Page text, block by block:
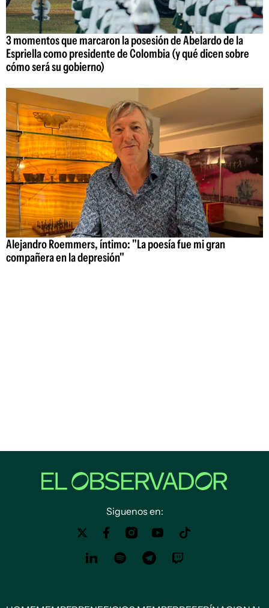
3 momentos que marcaron la posesión de Abelardo de la
Espriella como presidente de Colombia (y qué dicen sobre
cómo será su gobierno)
Alejandro Roemmers, íntimo: "La poesía fue mi gran
compañera en la depresión"
Siguenos en: